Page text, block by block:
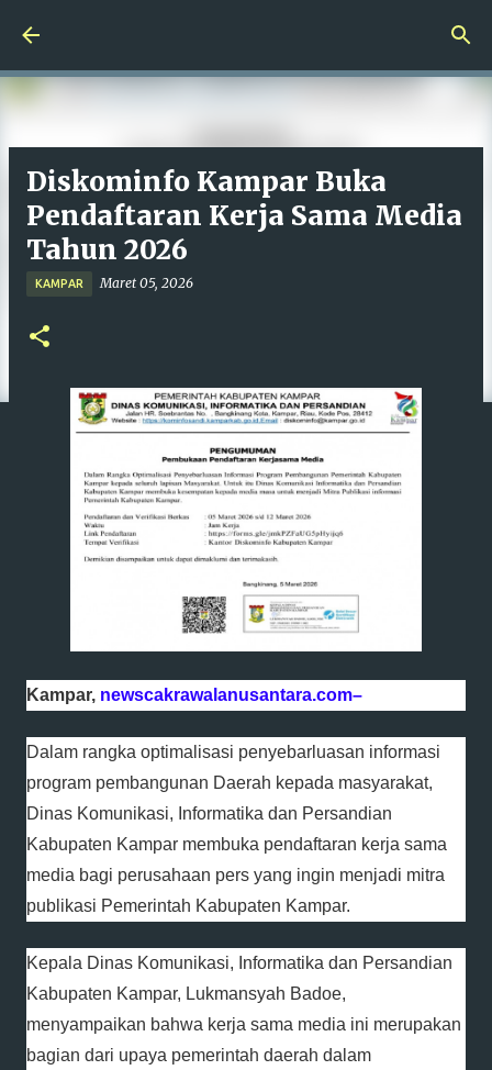
Diskominfo Kampar Buka
Pendaftaran Kerja Sama Media
Tahun 2026
KAMPAR Maret 05, 2026
Kampar, newscakrawalanusantara.com–
Dalam rangka optimalisasi penyebarluasan informasi
program pembangunan Daerah kepada masyarakat,
Dinas Komunikasi, Informatika dan Persandian
Kabupaten Kampar membuka pendaftaran kerja sama
media bagi perusahaan pers yang ingin menjadi mitra
publikasi Pemerintah Kabupaten Kampar.
Kepala Dinas Komunikasi, Informatika dan Persandian
Kabupaten Kampar, Lukmansyah Badoe,
menyampaikan bahwa kerja sama media ini merupakan
bagian dari upaya pemerintah daerah dalam